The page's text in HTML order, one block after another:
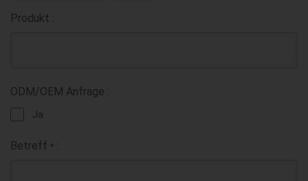
Produkt :
ODM/OEM Anfrage :
Ja
Betreff * :